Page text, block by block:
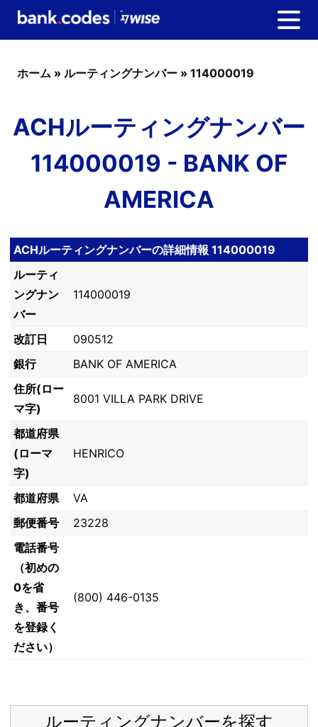
ホーム » ルーティングナンバー » 114000019
ACHルーティングナンバー
114000019 - BANK OF
AMERICA
ACHルーティングナンバーの詳細情報 114000019
ルーティ
ングナン
バー
114000019
改訂日
090512
銀行
BANK OF AMERICA
住所(ロー
マ字)
8001 VILLA PARK DRIVE
都道府県
(ローマ
字)
HENRICO
都道府県
VA
郵便番号
23228
電話番号
（初めの
0を省
き、番号
を登録く
ださい）
(800) 446-0135
ルーティングナンバーを探す